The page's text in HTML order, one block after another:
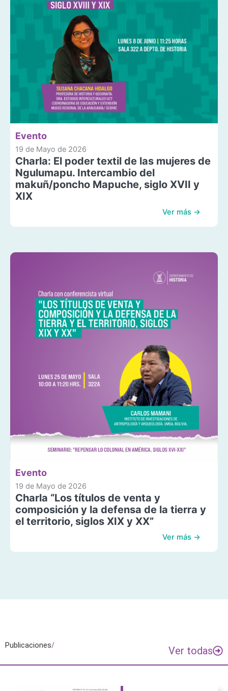
Evento
19 de Mayo de 2026
Charla: El poder textil de las mujeres de
Ngulumapu. Intercambio del
makuñ/poncho Mapuche, siglo XVII y
XIX
Ver más →
Evento
19 de Mayo de 2026
Charla “Los títulos de venta y
composición y la defensa de la tierra y
el territorio, siglos XIX y XX”
Ver más →
Publicaciones/ Ver todas